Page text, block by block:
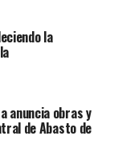
EL
la
anuncia obras y
de Abasto de